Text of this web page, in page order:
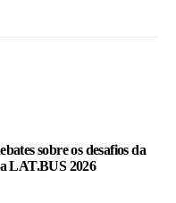
sobre os desafios da
LAT.BUS 2026